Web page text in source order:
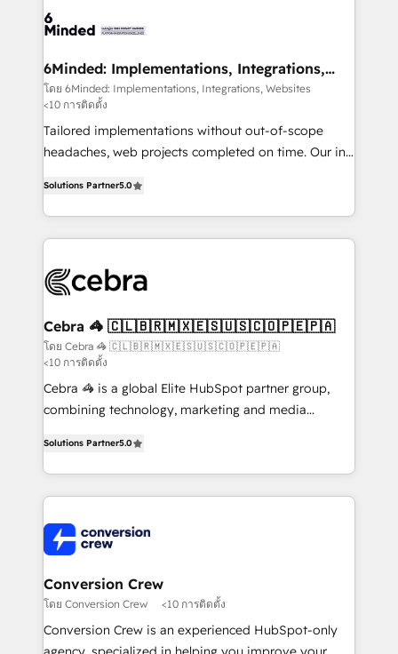
what matters most: growing your business and
wowing your customers. Let’s make HubSpot work
Implementation & Migration · Native & Custom
Reporting & Analytics · GTM Architecture · Sales &
Marketing Enablement If you’re ready to elevate
HubSpot from “just your CRM” to your growth
infrastructure—let’s talk.
6Minded: Implementations, Integrations,
Websites
โดย 6Minded: Implementations, Integrations, Websites
<10 การติดตั้ง
Tailored implementations without out-of-scope
headaches, web projects completed on time. Our in-
developers, designers, and marketers handles all
aspects of your HubSpot. ✨ 400+ global clients ✨
100+ seamless migrations from 15+ different CRMs
implementations, and 5,000+ pages ✨ CS: Clients
CS: 245% organic growth & +751% new visitors for a
full-funnel HubSpot project ✨ CS: 415% conversion
boost with a new HubSpot site Recognized leaders:
🏆 HubSpot Platform Migration Impact Award 🏆
Clutch HubSpot Global Leader 🏆 Finalist: HubSpot
Award for Best Website 🌟 Accreditations: CRM
Implementation, HubSpot Content Experience, CRM
Data Migration & Custom Integration
Solutions Partner5.0
Cebra 🦓 🇨🇱🇧🇷🇲🇽🇪🇸🇺🇸🇨🇴🇵🇪🇵🇦
โดย Cebra 🦓 🇨🇱🇧🇷🇲🇽🇪🇸🇺🇸🇨🇴🇵🇪🇵🇦
<10 การติดตั้ง
Cebra 🦓 is a global Elite HubSpot partner group,
combining technology, marketing and media
Europe, with teams across 7 countries. Born in Chile,
we combine local insight with international reach to
help businesses grow through technology, creativity,
500+ HubSpot implementations, building end-to-
end solutions that integrate CRM, AI automation,
inbound and loop marketing, content, and digital
creativity. Our multicultural team works in Spanish,
Portuguese, and English to design scalable strategies
that drive measurable growth. 🌎 Highlights: • 10+
Solutions Partner5.0
Conversion Crew
โดย Conversion Crew <10 การติดตั้ง
Conversion Crew is an experienced HubSpot-only